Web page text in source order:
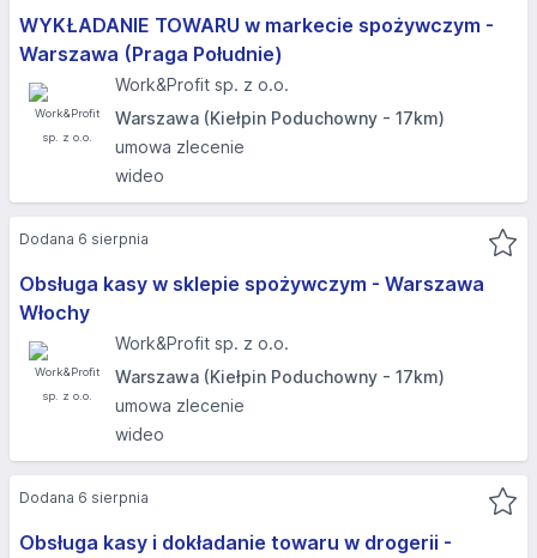
WYKŁADANIE TOWARU w markecie spożywczym -
Warszawa (Praga Południe)
Work&Profit sp. z o.o.
Warszawa (Kiełpin Poduchowny - 17km)
umowa zlecenie
wideo
Obsługa kasy w sklepie spożywczym - Warszawa
Włochy
Work&Profit sp. z o.o.
Warszawa (Kiełpin Poduchowny - 17km)
umowa zlecenie
wideo
Dodana 6 sierpnia
Obsługa kasy i dokładanie towaru w drogerii -
Dodana 6 sierpnia